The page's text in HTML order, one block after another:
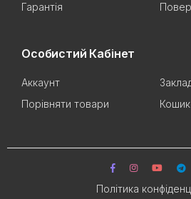
Гарантія
Особистий Кабінет
Аккаунт
Порівняти товари
Кошик
Політика